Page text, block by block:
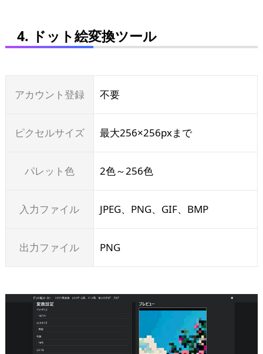
4. ドット絵変換ツール
アカウント登録 不要
ピクセルサイズ 最大256×256pxまで
パレット色 2色～256色
入力ファイル JPEG、PNG、GIF、BMP
出力ファイル PNG